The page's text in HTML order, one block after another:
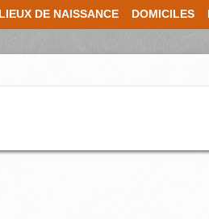
LIEUX DE NAISSANCE DOMICILES